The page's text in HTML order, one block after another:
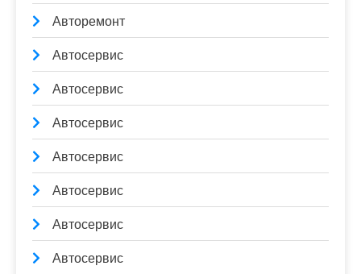
Авторемонт
Автосервис
Автосервис
Автосервис
Автосервис
Автосервис
Автосервис
Автосервис